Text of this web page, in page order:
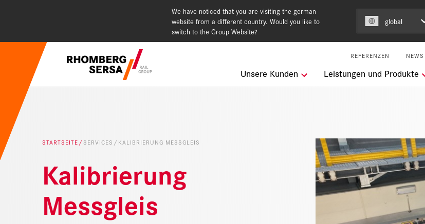
We have noticed that you are visiting the german
website from a different country. Would you like to
switch to the Group Website?
global
REFERENZEN NEWS
Unsere Kunden Leistungen und Produkte
Suchempfehlungen
STARTSEITE SERVICES KALIBRIERUNG MESSGLEIS
Kalibrierung
Messgleis